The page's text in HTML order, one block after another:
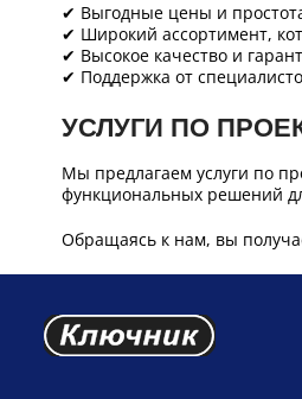
✔ Выгодные цены и
✔ Широкий ассортимент,
✔ Высокое качество и
✔ Поддержка от
УСЛУГИ ПО
Мы предлагаем услуги по
функциональных решений
Обращаясь к нам, вы